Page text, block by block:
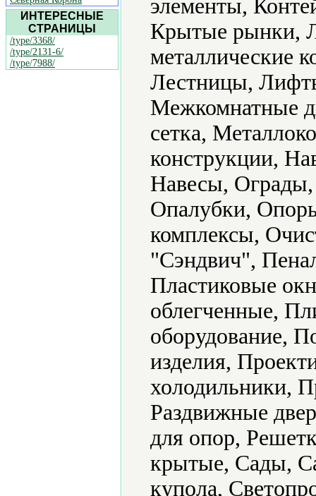
ИНТЕРЕСНЫЕ
СТРАНИЦЫ
/type/3368/
/type/2131-6/
/type/7988/
элементы,
Крытые рынки,
металлические
Лестницы,
Межкомнатные
сетка,
конструкции,
Навесы,
Опалубки,
комплексы,
"Сэндвич",
Пластиковые
облегченные,
оборудование,
изделия,
холодильники,
Раздвижные
для опор,
крытые, Сады,
купола,